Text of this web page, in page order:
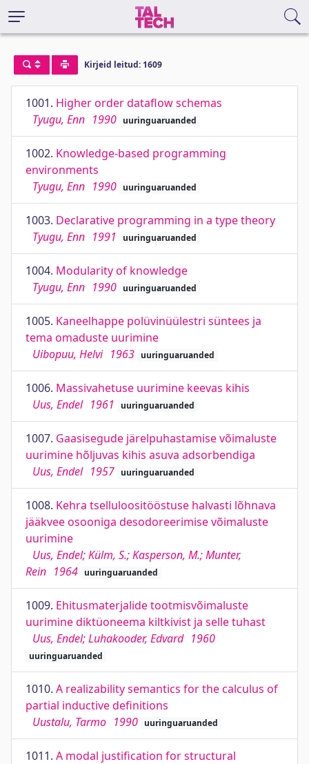
Kirjeid leitud: 1609
1001. Higher order dataflow schemas
Tyugu, Enn 1990 uuringuaruanded
1002. Knowledge-based programming
environments
Tyugu, Enn 1990 uuringuaruanded
1003. Declarative programming in a type theory
Tyugu, Enn 1991 uuringuaruanded
1004. Modularity of knowledge
Tyugu, Enn 1990 uuringuaruanded
1005. Kaneelhappe polüvinüülestri süntees ja
tema omaduste uurimine
Uibopuu, Helvi 1963 uuringuaruanded
1006. Massivahetuse uurimine keevas kihis
Uus, Endel 1961 uuringuaruanded
1007. Gaasisegude järelpuhastamise võimaluste
uurimine hõljuvas kihis asuva adsorbendiga
Uus, Endel 1957 uuringuaruanded
1008. Kehra tselluloositööstuse halvasti lõhnava
jääkvee osooniga desodoreerimise võimaluste
uurimine
Uus, Endel; Külm, S.; Kasperson, M.; Munter,
Rein 1964 uuringuaruanded
1009. Ehitusmaterjalide tootmisvõimaluste
uurimine diktüoneema kiltkivist ja selle tuhast
Uus, Endel; Luhakooder, Edvard 1960
uuringuaruanded
1010. A realizability semantics for the calculus of
partial inductive definitions
Uustalu, Tarmo 1990 uuringuaruanded
1011. A modal justification for structural